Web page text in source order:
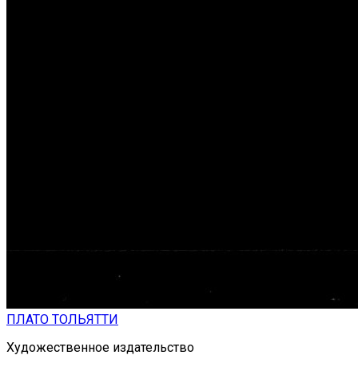
ПЛАТО ТОЛЬЯТТИ
Художественное издательство